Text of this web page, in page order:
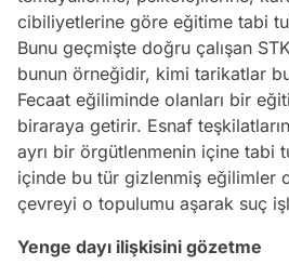
cibiliyetlerine göre eğitime tabi
Bunu geçmişte doğru çalışan
bunun örneğidir, kimi tarikatlar
Fecaat eğiliminde olanları bir
biraraya getirir. Esnaf
ayrı bir örgütlenmenin içine tabi
içinde bu tür gizlenmiş eğilimler
çevreyi o topulumu aşarak suç
Yenge dayı ilişkisini gözetme